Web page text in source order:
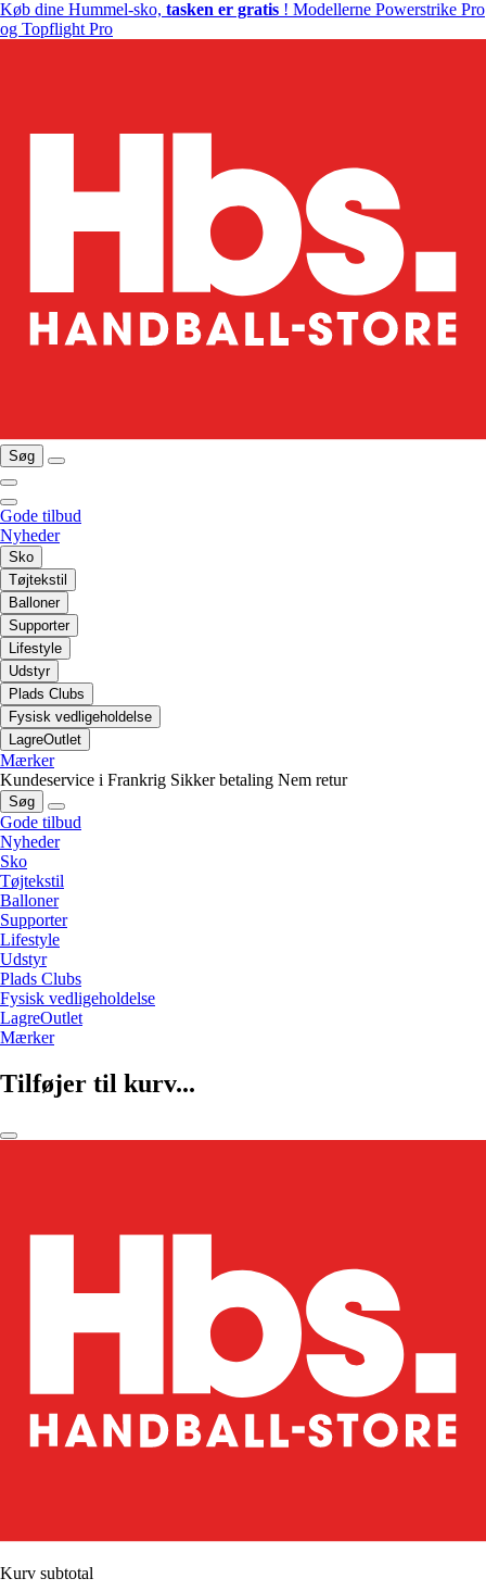
Køb dine Hummel-sko, tasken er gratis ! Modellerne Powerstrike Pro
og Topflight Pro
Søg
Gode tilbud
Nyheder
Sko
Tøjtekstil
Balloner
Supporter
Lifestyle
Udstyr
Plads Clubs
Fysisk vedligeholdelse
LagreOutlet
Mærker
Kundeservice i Frankrig Sikker betaling Nem retur
Søg
Gode tilbud
Nyheder
Sko
Tøjtekstil
Balloner
Supporter
Lifestyle
Udstyr
Plads Clubs
Fysisk vedligeholdelse
LagreOutlet
Mærker
Tilføjer til kurv...
Kurv subtotal